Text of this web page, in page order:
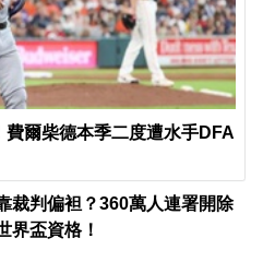
爾柴德本季二度遭水手DFA
裁判偏袒？360萬人連署開除
界盃資格！